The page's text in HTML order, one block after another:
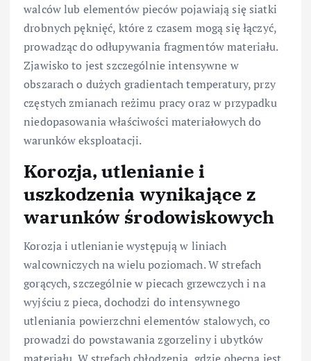
walców lub elementów pieców pojawiają się siatki
drobnych pęknięć, które z czasem mogą się łączyć,
prowadząc do odłupywania fragmentów materiału.
Zjawisko to jest szczególnie intensywne w
obszarach o dużych gradientach temperatury, przy
częstych zmianach reżimu pracy oraz w przypadku
niedopasowania właściwości materiałowych do
warunków eksploatacji.
Korozja, utlenianie i
uszkodzenia wynikające z
warunków środowiskowych
Korozja i utlenianie występują w liniach
walcowniczych na wielu poziomach. W strefach
gorących, szczególnie w piecach grzewczych i na
wyjściu z pieca, dochodzi do intensywnego
utleniania powierzchni elementów stalowych, co
prowadzi do powstawania zgorzeliny i ubytków